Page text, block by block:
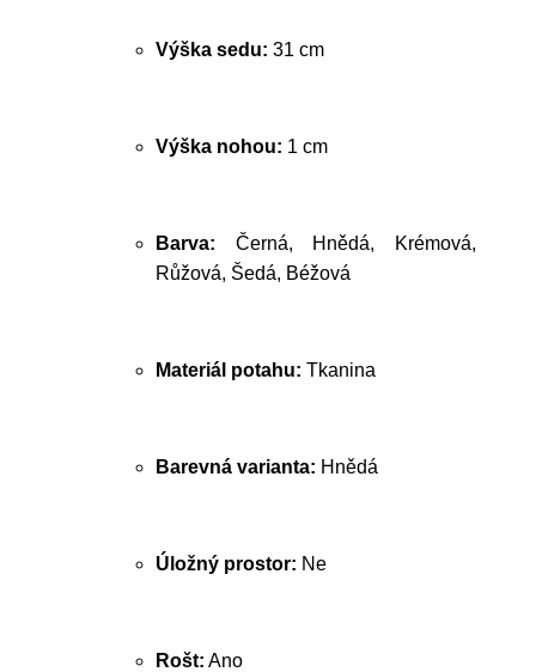
Výška sedu: 31 cm
Výška nohou: 1 cm
Barva: Černá, Hnědá, Krémová,
Růžová, Šedá, Béžová
Materiál potahu: Tkanina
Barevná varianta: Hnědá
Úložný prostor: Ne
Rošt: Ano